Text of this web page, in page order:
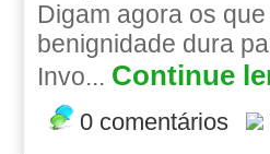
Digam agora os
benignidade dura
Invo... Continue
0 comentários